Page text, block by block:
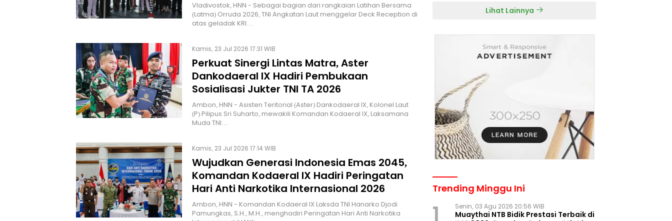
Vladivostok, HNN - Sebagai bagian dari rangkaian Latihan Bersama
(Latma) Orruda 2026, TNI Angkatan Laut menggelar Deck Reception di
atas geladak KRI…
Kamis, 23 Jul 2026 17:31 WIB
Perkuat Sinergi Lintas Matra, Aster
Dankodaeral IX Hadiri Pembukaan
Sosialisasi Jukter TNI TA 2026
Ambon, HNN - Asisten Teritorial (Aster) Dankodaeral IX, Kolonel Laut
(P) Pilipus Sri Suharto, mewakili Komandan Kodaeral IX, Laksamana
Muda TNI…
Kamis, 23 Jul 2026 17:14 WIB
Wujudkan Generasi Indonesia Emas 2045,
Komandan Kodaeral IX Hadiri Peringatan
Hari Anti Narkotika Internasional 2026
Ambon, HNN - Komandan Kodaeral IX Laksda TNI Hanarko Djodi
Pamungkas, S.H., M.H., menghadiri Peringatan Hari Anti Narkotika
Lihat Lainnya
Trending Minggu Ini
1 Senin, 03 Agu 2026 20:56 WIB
Muaythai NTB Bidik Prestasi Terbaik di